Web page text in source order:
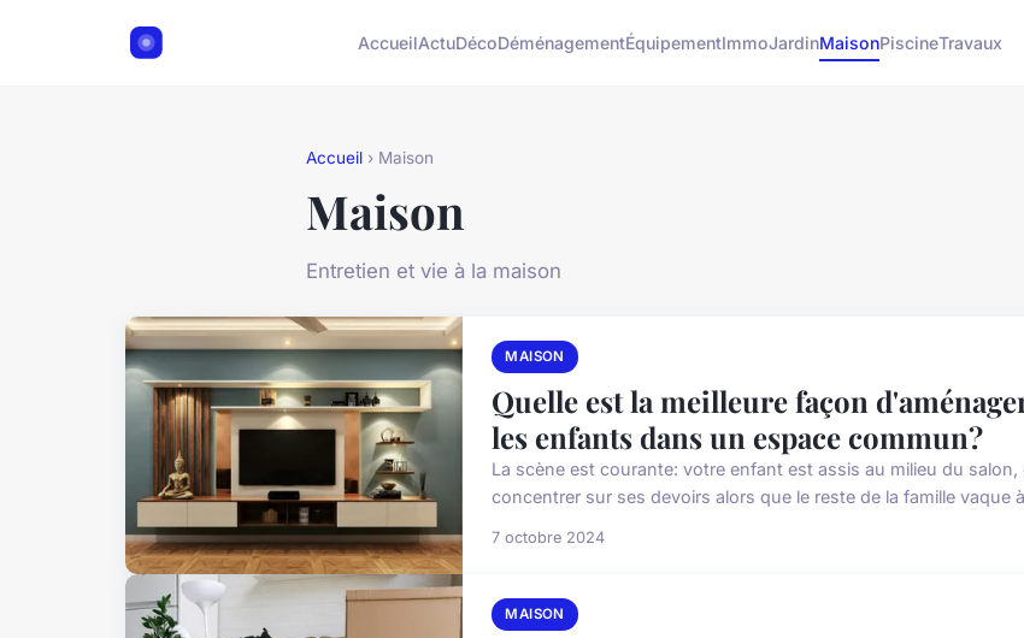
AccueilActuDécoDéménagementÉquipementImmoJardinMaisonPiscineTravaux
Accueil › Maison
Maison
Entretien et vie à la maison
MAISON
Quelle est la meilleure façon
les enfants dans un espace commun?
La scène est courante: votre enfant est assis au milieu du
concentrer sur ses devoirs alors que le reste de la famille vaque
7 octobre 2024
MAISON